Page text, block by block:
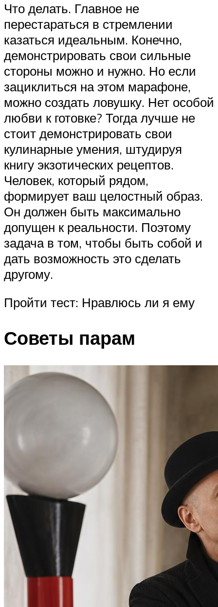
Что делать. Главное не
перестараться в стремлении
казаться идеальным. Конечно,
демонстрировать свои сильные
стороны можно и нужно. Но если
зациклиться на этом марафоне,
можно создать ловушку. Нет особой
любви к готовке? Тогда лучше не
стоит демонстрировать свои
кулинарные умения, штудируя
книгу экзотических рецептов.
Человек, который рядом,
формирует ваш целостный образ.
Он должен быть максимально
допущен к реальности. Поэтому
задача в том, чтобы быть собой и
дать возможность это сделать
другому.
Пройти тест: Нравлюсь ли я ему
Советы парам